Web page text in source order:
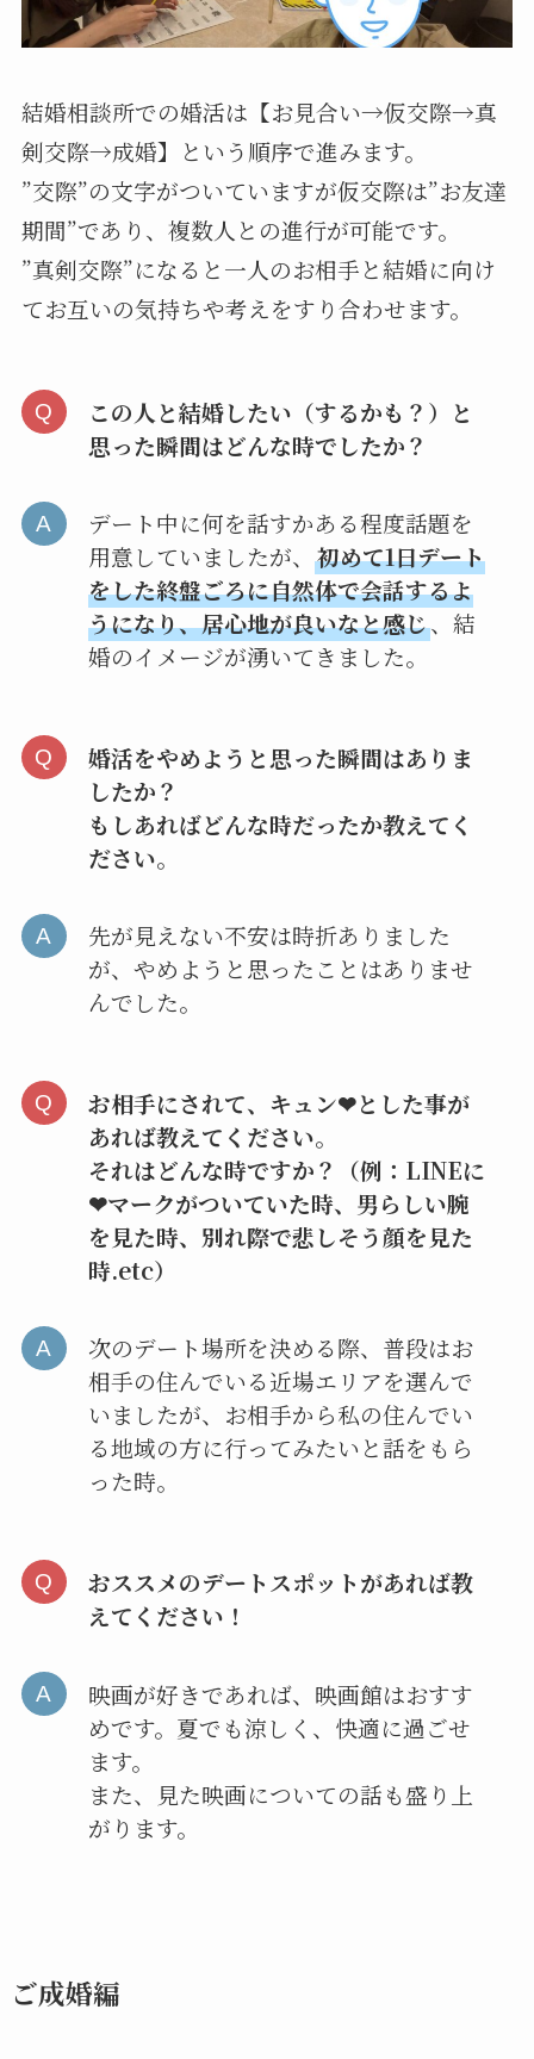
結婚相談所での婚活は【お見合い→仮交際→真
剣交際→成婚】という順序で進みます。
”交際”の文字がついていますが仮交際は”お友達
期間”であり、複数人との進行が可能です。
”真剣交際”になると一人のお相手と結婚に向け
てお互いの気持ちや考えをすり合わせます。
この人と結婚したい（するかも？）と
思った瞬間はどんな時でしたか？
デート中に何を話すかある程度話題を
用意していましたが、初めて1日デート
をした終盤ごろに自然体で会話するよ
うになり、居心地が良いなと感じ、結
婚のイメージが湧いてきました。
婚活をやめようと思った瞬間はありま
したか？
もしあればどんな時だったか教えてく
ださい。
先が見えない不安は時折ありました
が、やめようと思ったことはありませ
んでした。
お相手にされて、キュン❤とした事が
あれば教えてください。
それはどんな時ですか？（例：LINEに
❤マークがついていた時、男らしい腕
を見た時、別れ際で悲しそう顔を見た
時.etc）
次のデート場所を決める際、普段はお
相手の住んでいる近場エリアを選んで
いましたが、お相手から私の住んでい
る地域の方に行ってみたいと話をもら
った時。
おススメのデートスポットがあれば教
えてください！
映画が好きであれば、映画館はおすす
めです。夏でも涼しく、快適に過ごせ
ます。
また、見た映画についての話も盛り上
がります。
ご成婚編